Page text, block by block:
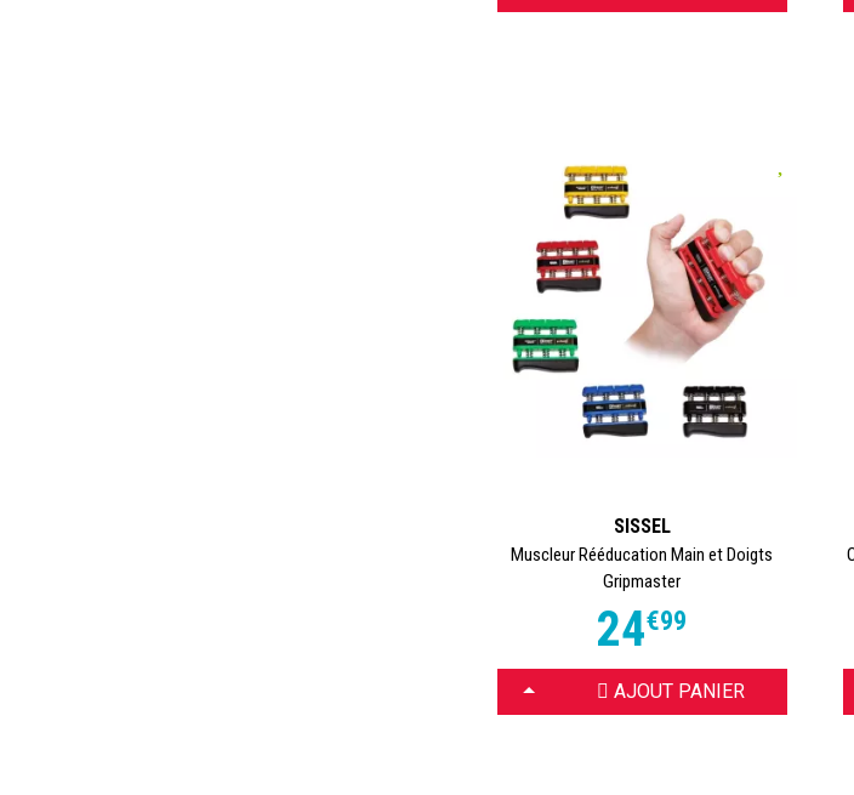
l’expertise Sissel et retrouvez une
Sissel, la référence en ergonomie,
Toopharma.
SISSEL
Muscleur Rééducation Main et Doigts
Gripmaster
24€99
CHOISIR AJOUT PANIER